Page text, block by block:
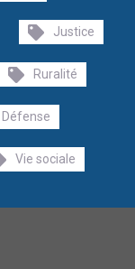
Justice
Ruralité
Vie sociale